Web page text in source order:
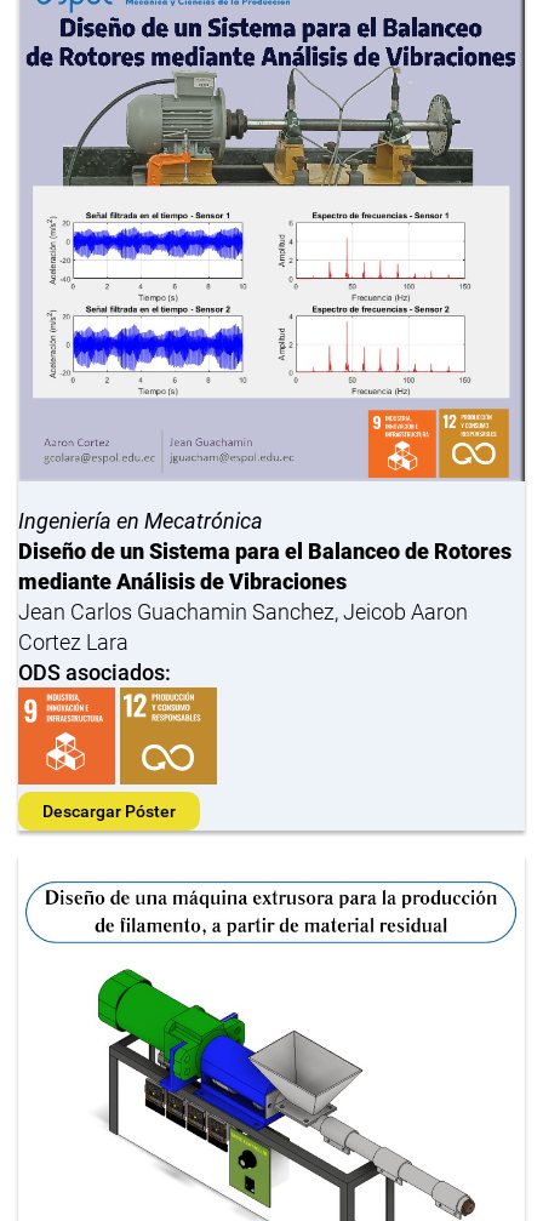
Ingeniería en Mecatrónica
Diseño de un Sistema para el Balanceo de Rotores
mediante Análisis de Vibraciones
Jean Carlos Guachamin Sanchez, Jeicob Aaron
Cortez Lara
ODS asociados:
Descargar Póster